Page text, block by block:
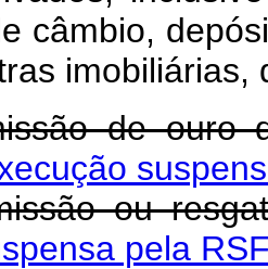
câmbio,
de ouro
ou
pela